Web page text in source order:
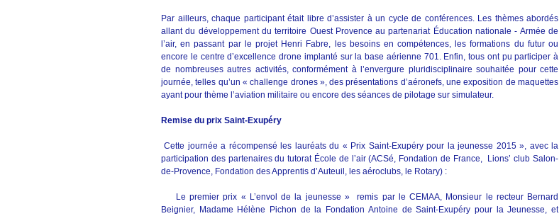
Par ailleurs, chaque participant était libre d’assister à un cycle de conférences. Les thèmes abordés
allant du développement du territoire Ouest Provence au partenariat Éducation nationale - Armée de
l’air, en passant par le projet Henri Fabre, les besoins en compétences, les formations du futur ou
encore le centre d’excellence drone implanté sur la base aérienne 701. Enfin, tous ont pu participer à
de nombreuses autres activités, conformément à l’envergure pluridisciplinaire souhaitée pour cette
journée, telles qu’un « challenge drones », des présentations d’aéronefs, une exposition de maquettes
ayant pour thème l’aviation militaire ou encore des séances de pilotage sur simulateur.
Remise du prix Saint-Exupéry
Cette journée a récompensé les lauréats du « Prix Saint-Exupéry pour la jeunesse 2015 », avec la
participation des partenaires du tutorat École de l’air (ACSé, Fondation de France, Lions’ club Salon-
de-Provence, Fondation des Apprentis d’Auteuil, les aéroclubs, le Rotary) :
Le premier prix « L’envol de la jeunesse » remis par le CEMAA, Monsieur le recteur Bernard
Beignier, Madame Hélène Pichon de la Fondation Antoine de Saint-Exupéry pour la Jeunesse, et